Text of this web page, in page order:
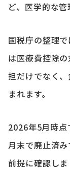
ど、医学的な管
国税庁の整理
は医療費控除
担だけでなく
まれます。
2026年5月時
月末で廃止済
前提に確認しま